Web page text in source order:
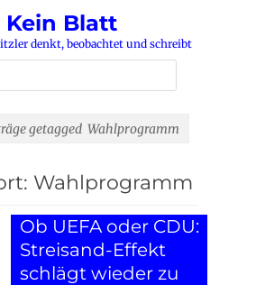
Kein Blatt
denkt, beobachtet und schreibt
getagged Wahlprogramm
Wahlprogramm
Ob UEFA oder CDU:
Streisand-Effekt
schlägt wieder zu